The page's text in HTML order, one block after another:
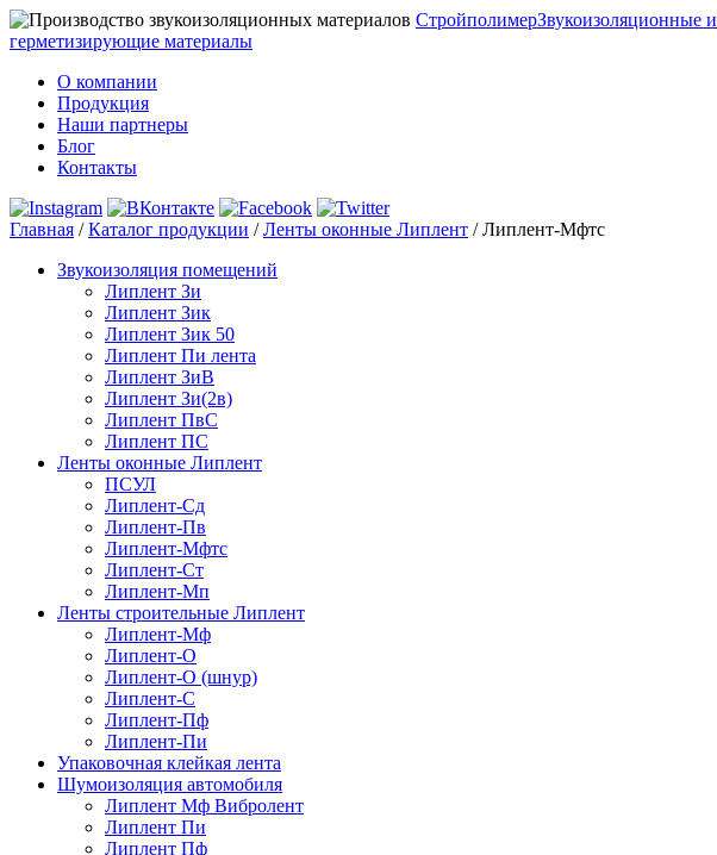
СтройполимерЗвукоизоляционные и
герметизирующие материалы
О компании
Продукция
Наши партнеры
Блог
Контакты
Главная /Каталог продукции /Ленты оконные Липлент /Липлент-Мфтс
Звукоизоляция помещений
Липлент Зи
Липлент Зик
Липлент Зик 50
Липлент Пи лента
Липлент ЗиВ
Липлент Зи(2в)
Липлент ПвC
Липлент ПС
Ленты оконные Липлент
ПСУЛ
Липлент-Сд
Липлент-Пв
Липлент-Мфтс
Липлент-Ст
Липлент-Мп
Ленты строительные Липлент
Липлент-Мф
Липлент-О
Липлент-О (шнур)
Липлент-С
Липлент-Пф
Липлент-Пи
Упаковочная клейкая лента
Шумоизоляция автомобиля
Липлент Мф Вибролент
Липлент Пи
Липлент Пф